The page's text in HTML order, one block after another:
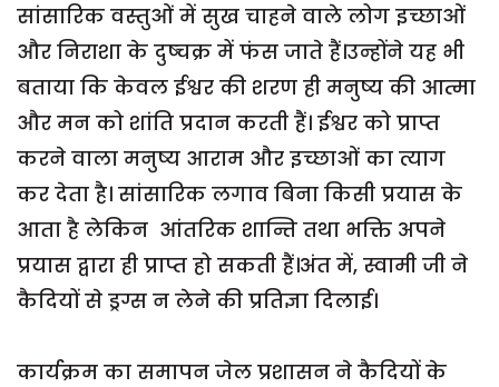
सांसारिक वस्तुओं में सुख चाहने वाले लोग इच्छाओं
और निराशा के दुष्चक्र में फंस जाते हैं।उन्होंने यह भी
बताया कि केवल ईश्वर की शरण ही मनुष्य की आत्मा
और मन को शांति प्रदान करती हैं। ईश्वर को प्राप्त
करने वाला मनुष्य आराम और इच्छाओं का त्याग
कर देता है। सांसारिक लगाव बिना किसी प्रयास के
आता है लेकिन आंतरिक शान्ति तथा भक्ति अपने
प्रयास द्वारा ही प्राप्त हो सकती हैं।अंत में, स्वामी जी ने
कैदियों से ड्रग्स न लेने की प्रतिज्ञा दिलाई।
कार्यक्रम का समापन जेल प्रशासन ने कैदियों के